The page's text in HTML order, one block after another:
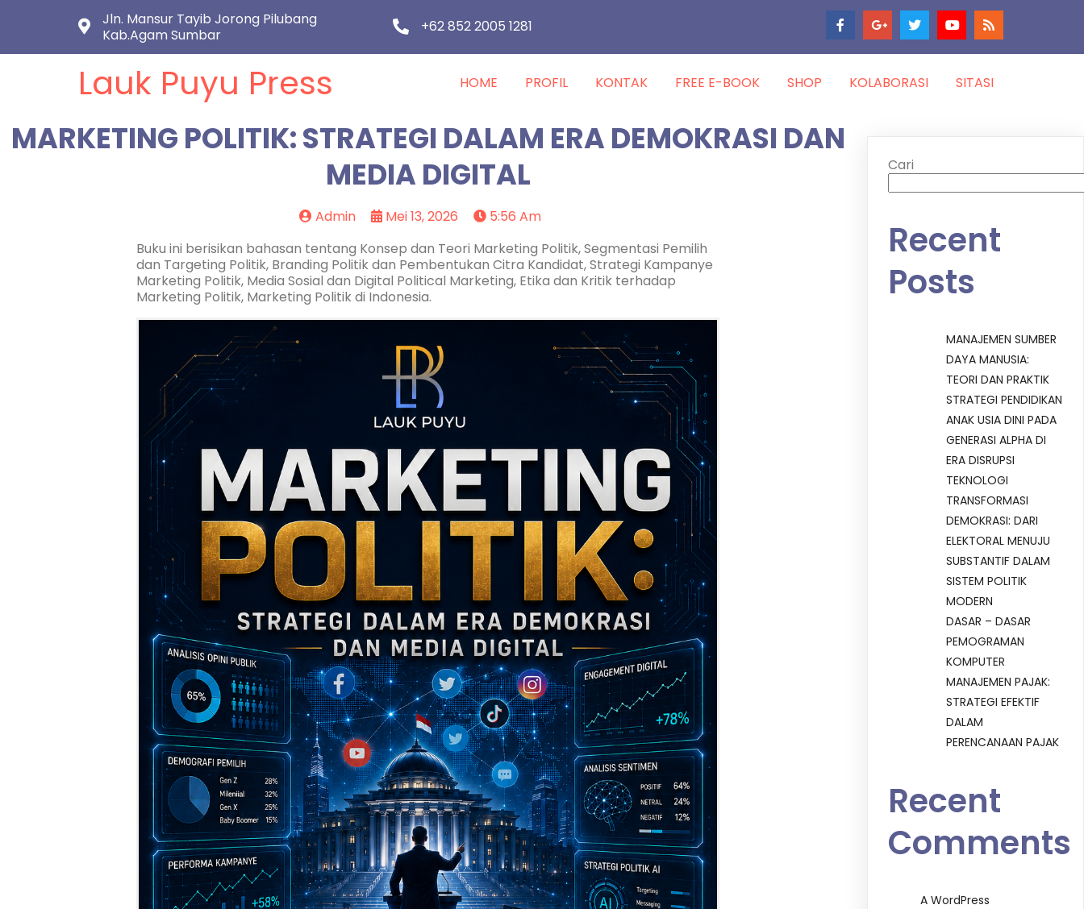
Jln. Mansur Tayib Jorong Pilubang
Kab.Agam Sumbar
+62 852 2005 1281
Lauk Puyu Press HOME PROFIL KONTAK FREE E-BOOK SHOP KOLABORASI SITASI
MARKETING POLITIK: STRATEGI DALAM ERA DEMOKRASI DAN
MEDIA DIGITAL
Admin Mei 13, 2026
5:56 Am
Buku ini berisikan bahasan tentang Konsep dan Teori Marketing Politik, Segmentasi Pemilih
dan Targeting Politik, Branding Politik dan Pembentukan Citra Kandidat, Strategi Kampanye
Marketing Politik, Media Sosial dan Digital Political Marketing, Etika dan Kritik terhadap
Marketing Politik, Marketing Politik di Indonesia.
Cari
Recent
Posts
MANAJEMEN SUMBER
DAYA MANUSIA:
TEORI DAN PRAKTIK
STRATEGI PENDIDIKAN
ANAK USIA DINI PADA
GENERASI ALPHA DI
ERA DISRUPSI
TEKNOLOGI
TRANSFORMASI
DEMOKRASI: DARI
ELEKTORAL MENUJU
SUBSTANTIF DALAM
SISTEM POLITIK
MODERN
DASAR – DASAR
PEMOGRAMAN
KOMPUTER
MANAJEMEN PAJAK:
STRATEGI EFEKTIF
DALAM
PERENCANAAN PAJAK
Recent
Comments
A WordPress